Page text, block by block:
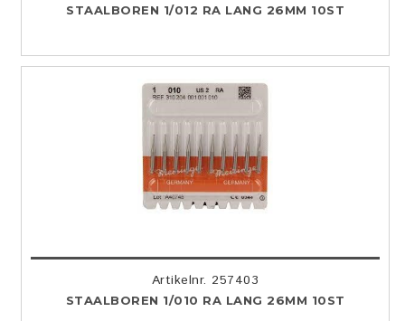
STAALBOREN 1/012 RA LANG 26MM 10ST
Artikelnr. 257403
STAALBOREN 1/010 RA LANG 26MM 10ST